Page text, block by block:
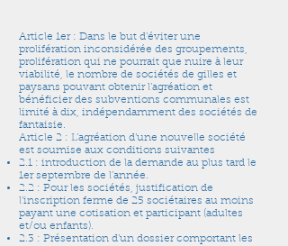
Article 1er : Dans le but d’éviter une
prolifération inconsidérée des groupements,
prolifération qui ne pourrait que nuire à leur
viabilité, le nombre de sociétés de gilles et
paysans pouvant obtenir l’agréation et
bénéficier des subventions communales est
limité à dix, indépendamment des sociétés de
fantaisie.
Article 2 : L’agréation d’une nouvelle société
est soumise aux conditions suivantes
2.1 : introduction de la demande au plus tard le
1er septembre de l’année.
2.2 : Pour les sociétés, justification de
l’inscription ferme de 25 sociétaires au moins
payant une cotisation et participant (adultes
et/ou enfants).
2.3 : Présentation d’un dossier comportant les